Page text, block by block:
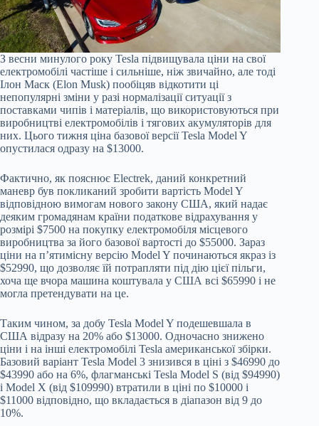
З весни минулого року Tesla підвищувала ціни на свої
електромобілі частіше і сильніше, ніж звичайно, але тоді
Ілон Маск (Elon Musk) пообіцяв відкотити ці
непопулярні зміни у разі нормалізації ситуації з
поставками чипів і матеріалів, що використовуються при
виробництві електромобілів і тягових акумуляторів для
них. Цього тижня ціна базової версії Tesla Model Y
опустилася одразу на $13000.
Фактично, як пояснює Electrek, даний конкретний
маневр був покликаний зробити вартість Model Y
відповідною вимогам нового закону США, який надає
деяким громадянам країни податкове відрахування у
розмірі $7500 на покупку електромобіля місцевого
виробництва за його базової вартості до $55000. Зараз
ціни на п’ятимісну версію Model Y починаються якраз із
$52990, що дозволяє їй потрапляти під дію цієї пільги,
хоча ще вчора машина коштувала у США всі $65990 і не
могла претендувати на це.
Таким чином, за добу Tesla Model Y подешевшала в
США відразу на 20% або $13000. Одночасно знижено
ціни і на інші електромобілі Tesla американської збірки.
Базовий варіант Tesla Model 3 знизився в ціні з $46990 до
$43990 або на 6%, флагманські Tesla Model S (від $94990)
і Model X (від $109990) втратили в ціні по $10000 і
$11000 відповідно, що вкладається в діапазон від 9 до
10%.